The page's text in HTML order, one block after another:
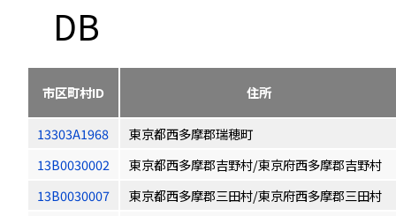
DB
市区町村ID 住所
13303A1968
東京都西多摩郡瑞穂町
13B0030002
東京都西多摩郡吉野村/東京府西多摩郡吉野村
13B0030007
東京都西多摩郡三田村/東京府西多摩郡三田村